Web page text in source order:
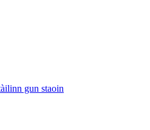
gun staoin